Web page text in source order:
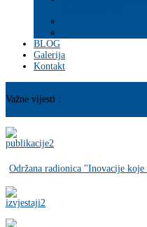
BLOG
Galerija
Kontakt
Važne vijesti :
Održana radionica "Inovacije